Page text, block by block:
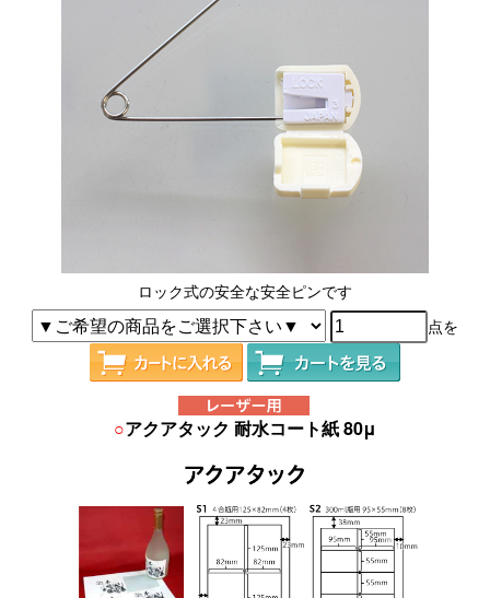
ロック式の安全な安全ピンです
点を
○アクアタック 耐水コート紙 80μ